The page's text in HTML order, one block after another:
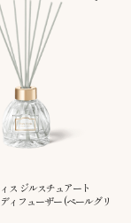
ス ジルスチュアート
ィフューザー (ペールグリ